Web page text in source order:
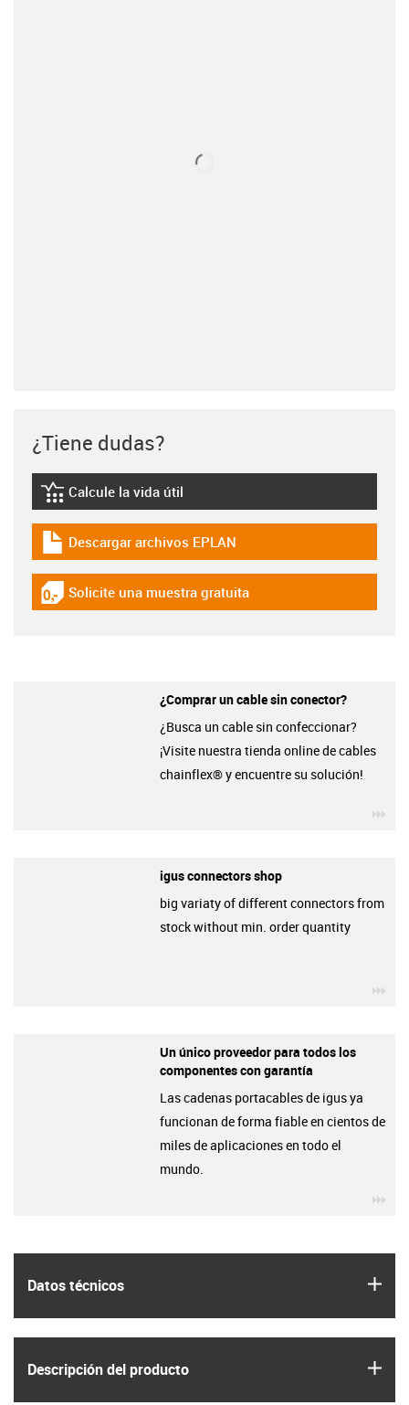
Datos técnicos
Descripción del producto
¿Tiene dudas?
igus-icon-lebensdauerrechner
Calcule la vida útil
igus-icon-download-plan
Descargar archivos EPLAN
igus-icon-gratismuster
Solicite una muestra gratuita
¿Comprar un cable sin conector?
¿Busca un cable sin confeccionar?
¡Visite nuestra tienda online de cables
chainflex® y encuentre su solución!
igus connectors shop
big variaty of different connectors from
stock without min. order quantity
Un único proveedor para todos los
componentes con garantía
Las cadenas portacables de igus ya
funcionan de forma fiable en cientos de
miles de aplicaciones en todo el
mundo.